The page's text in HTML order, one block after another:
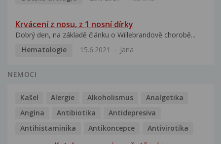
Krvácení z nosu, z 1 nosní dírky
Dobrý den, na základě článku o Willebrandově chorobě...
Hematologie
15.6.2021 Jana
NEMOCI
Kašel Alergie Alkoholismus
Analgetika
Angína
Antibiotika
Antidepresiva
Antihistaminika
Antikoncepce Antivirotika